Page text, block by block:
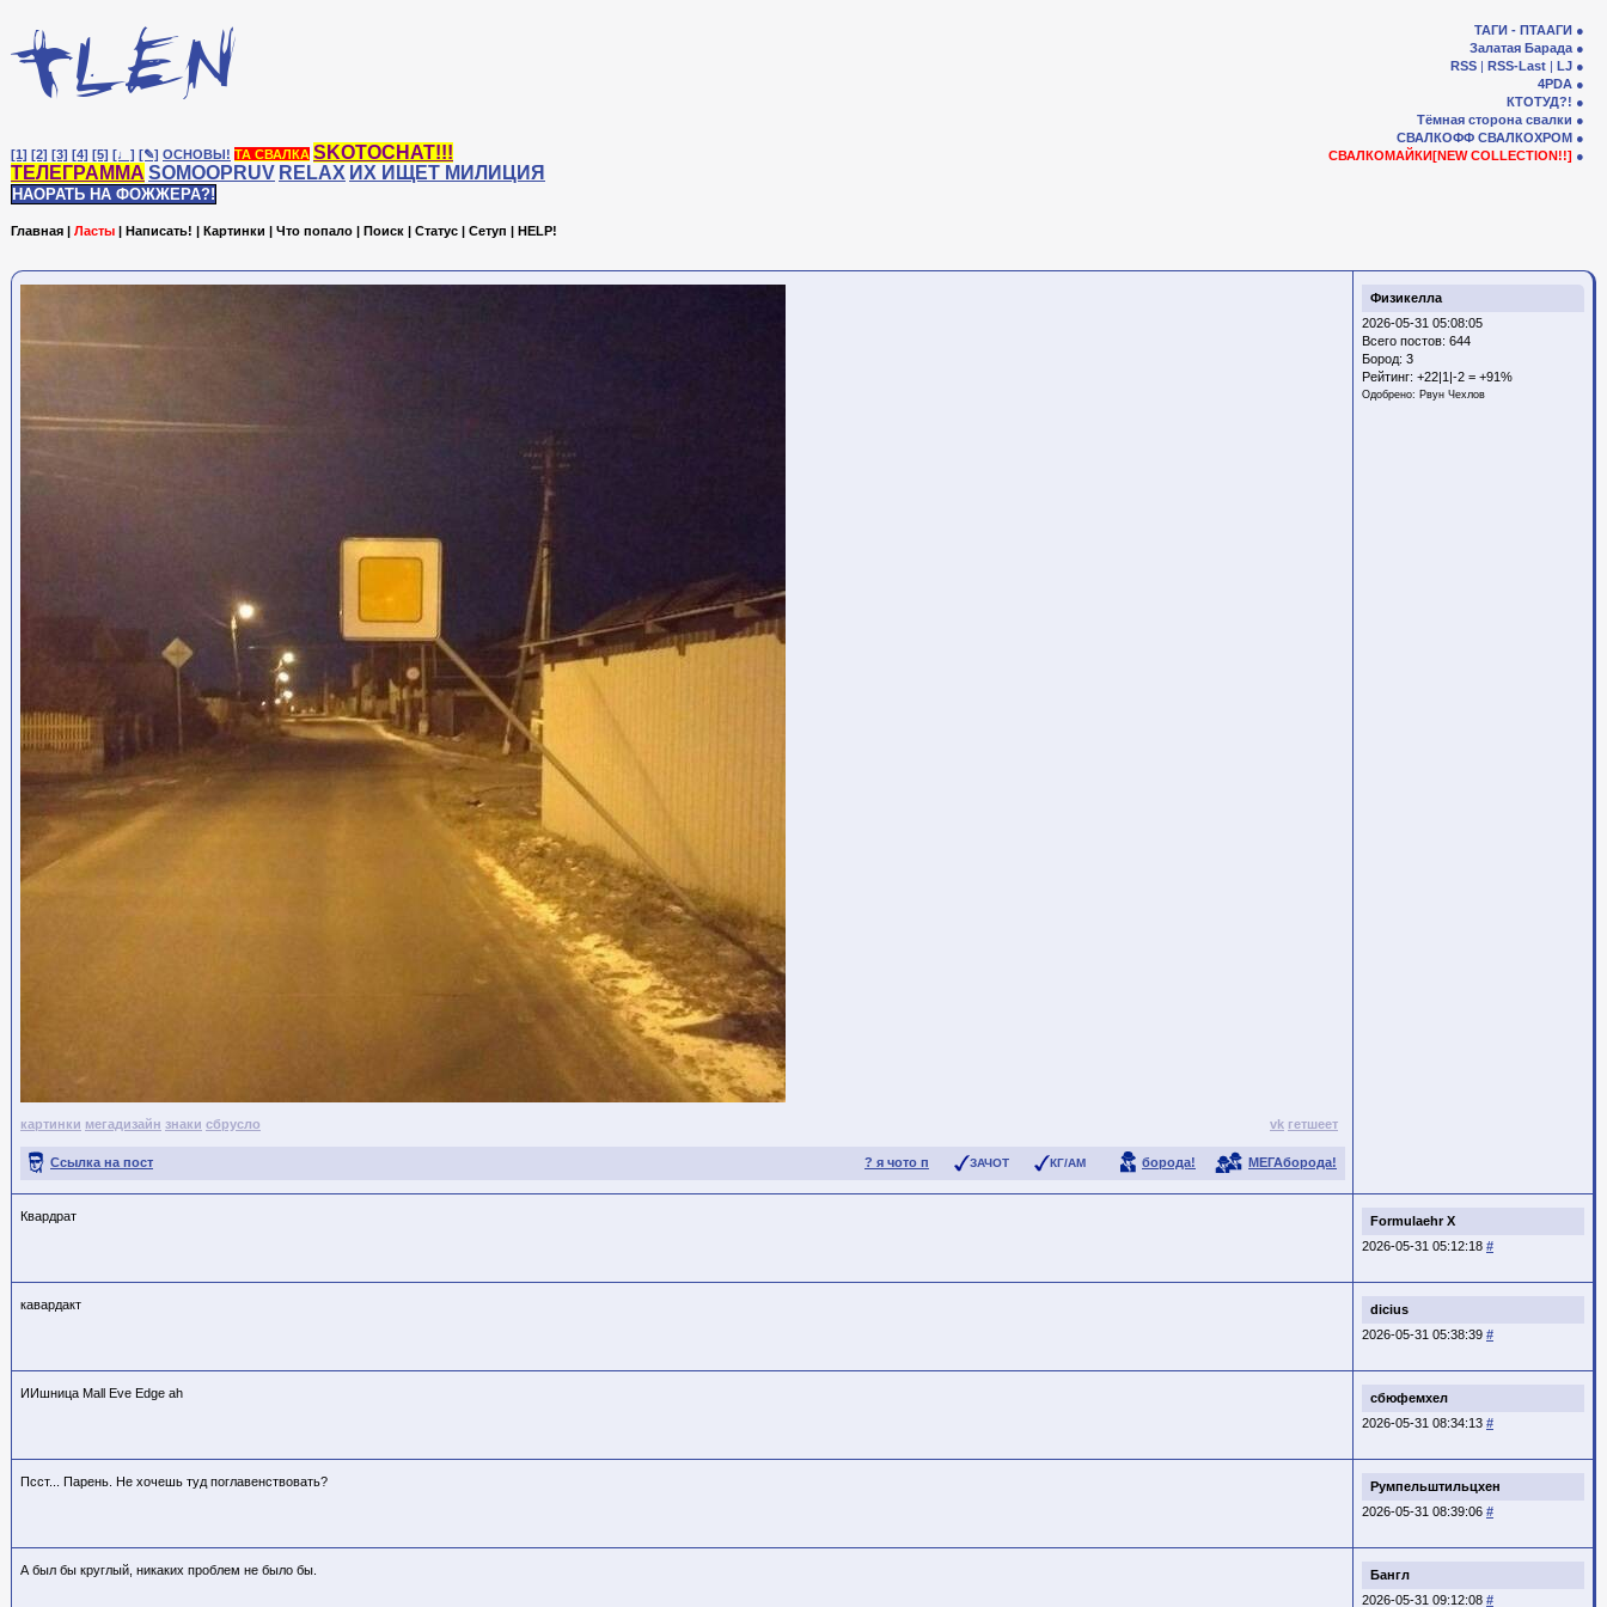
[1] [2] [3] [4] [5] [♩] [✎] ОСНОВЫ! ТА СВАЛКА SKOTOCHAT!!!
ТЕЛЕГРАММА SOMOOPRUV RELAX ИХ ИЩЕТ МИЛИЦИЯ
НАОРАТЬ НА ФОЖЖЕРА?!
ТАГИ - ПТААГИ
Залатая Барада
RSS | RSS-Last | LJ
4PDA
КТОТУД?!
Тёмная сторона свалки
СВАЛКОФФ СВАЛКОХРОМ
СВАЛКОМАЙКИ[NEW COLLECTION!!]
Главная | Ласты | Написать! | Картинки | Что попало | Поиск | Статус | Сетуп | HELP!
Физикелла
2026-05-31 05:08:05
Всего постов: 644
Бород: 3
Рейтинг: +22|1|-2 = +91%
Одобрено: Рвун Чехлов
картинки мегадизайн знаки сбрусло vk гетшеет
? я чото п ЗАЧОТ КГ/АМ борода! МЕГАборода!
Ссылка на пост
Formulaehr X
2026-05-31 05:12:18 #
Квардрат
dicius
2026-05-31 05:38:39 #
кавардакт
сбюфемхел
2026-05-31 08:34:13 #
ИИшница Mall Eve Edge ah
Румпельштильцхен
2026-05-31 08:39:06 #
Псст... Парень. Не хочешь туд поглавенствовать?
Бангл
2026-05-31 09:12:08 #
А был бы круглый, никаких проблем не было бы.